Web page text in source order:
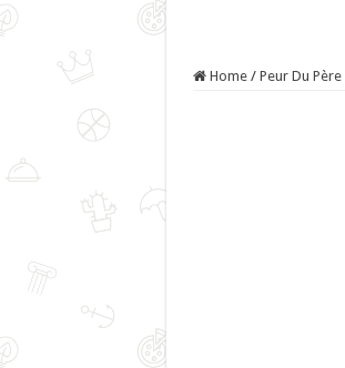
Home / Peur Du Père